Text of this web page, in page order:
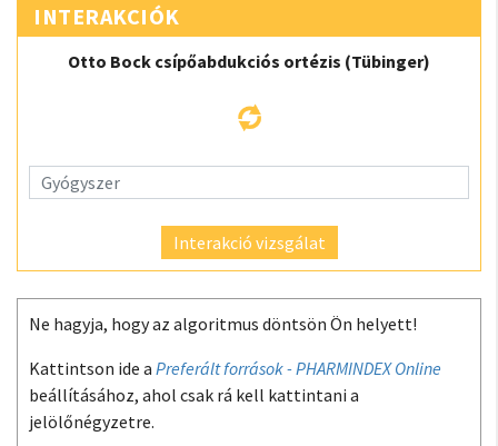
INTERAKCIÓK
Otto Bock csípőabdukciós ortézis (Tübinger)
Interakció vizsgálat
Ne hagyja, hogy az algoritmus döntsön Ön helyett!
Kattintson ide a Preferált források - PHARMINDEX Online
beállításához, ahol csak rá kell kattintani a
jelölőnégyzetre.